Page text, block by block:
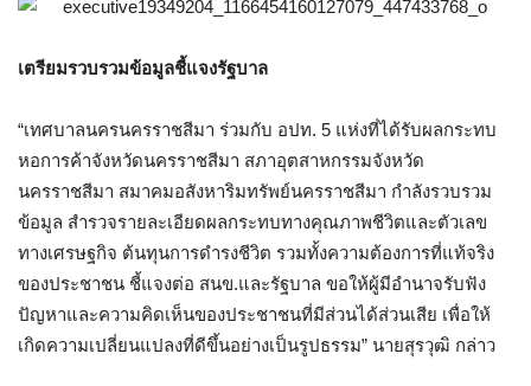
เตรียมรวบรวมข้อมูลชี้แจงรัฐบาล
“เทศบาลนครนครราชสีมา ร่วมกับ อปท. 5 แห่งที่ได้รับผลกระทบ
หอการค้าจังหวัดนครราชสีมา สภาอุตสาหกรรมจังหวัด
นครราชสีมา สมาคมอสังหาริมทรัพย์นครราชสีมา กำลังรวบรวม
ข้อมูล สำรวจรายละเอียดผลกระทบทางคุณภาพชีวิตและตัวเลข
ทางเศรษฐกิจ ต้นทุนการดำรงชีวิต รวมทั้งความต้องการที่แท้จริง
ของประชาชน ชี้แจงต่อ สนข.และรัฐบาล ขอให้ผู้มีอำนาจรับฟัง
ปัญหาและความคิดเห็นของประชาชนที่มีส่วนได้ส่วนเสีย เพื่อให้
เกิดความเปลี่ยนแปลงที่ดีขึ้นอย่างเป็นรูปธรรม” นายสุรวุฒิ กล่าว